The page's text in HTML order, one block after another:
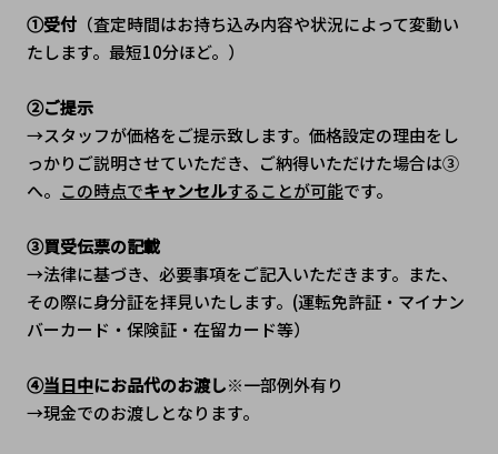
①受付（査定時間はお持ち込み内容や状況によって変動い
たします。最短10分ほど。）
②ご提示
→スタッフが価格をご提示致します。価格設定の理由をし
っかりご説明させていただき、ご納得いただけた場合は③
へ。 この時点でキャンセルすることが可能です。
③買受伝票の記載
→法律に基づき、必要事項をご記入いただきます。また、
その際に身分証を拝見いたします。(運転免許証・マイナン
バーカード・保険証・在留カード等）
④当日中にお品代のお渡し※一部例外有り
→現金でのお渡しとなります。